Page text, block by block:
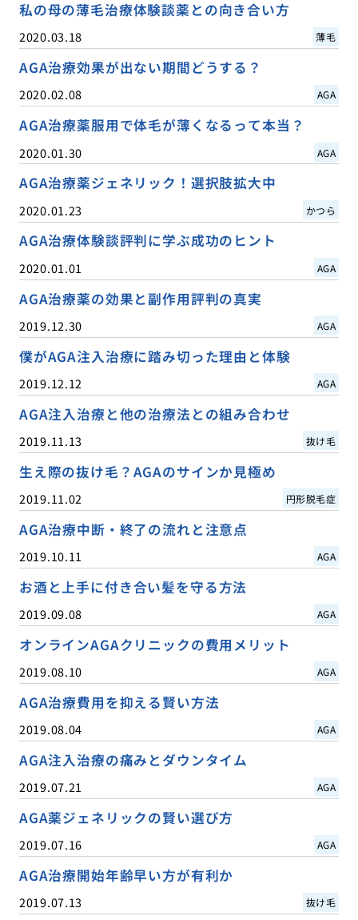
私の母の薄毛治療体験談薬との向き合い方
2020.03.18 薄毛
AGA治療効果が出ない期間どうする？
2020.02.08 AGA
AGA治療薬服用で体毛が薄くなるって本当？
2020.01.30 AGA
AGA治療薬ジェネリック！選択肢拡大中
2020.01.23 かつら
AGA治療体験談評判に学ぶ成功のヒント
2020.01.01 AGA
AGA治療薬の効果と副作用評判の真実
2019.12.30 AGA
僕がAGA注入治療に踏み切った理由と体験
2019.12.12 AGA
AGA注入治療と他の治療法との組み合わせ
2019.11.13 抜け毛
生え際の抜け毛？AGAのサインか見極め
2019.11.02 円形脱毛症
AGA治療中断・終了の流れと注意点
2019.10.11 AGA
お酒と上手に付き合い髪を守る方法
2019.09.08 AGA
オンラインAGAクリニックの費用メリット
2019.08.10 AGA
AGA治療費用を抑える賢い方法
2019.08.04 AGA
AGA注入治療の痛みとダウンタイム
2019.07.21 AGA
AGA薬ジェネリックの賢い選び方
2019.07.16 AGA
AGA治療開始年齢早い方が有利か
2019.07.13 抜け毛